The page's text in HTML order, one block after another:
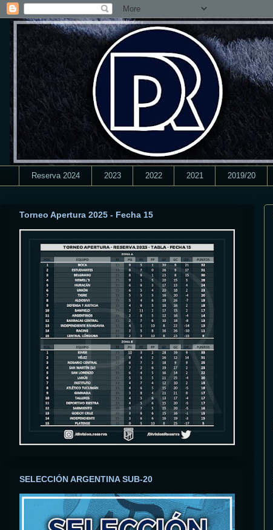
Reserva 2024 2023 2022 2021 2019/20
Torneo Apertura 2025 - Fecha 15
SELECCIÓN ARGENTINA SUB-20